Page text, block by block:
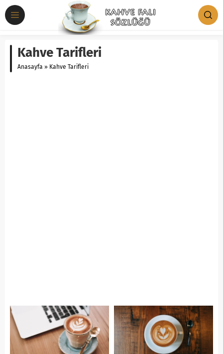
Kahve Tarifleri
Anasayfa » Kahve Tarifleri